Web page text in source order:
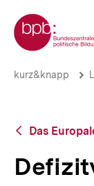
zum
Seiteninhalt
springen
Zur Startseite der bpb
kurz&knapp
Zurück
Übersicht
Das